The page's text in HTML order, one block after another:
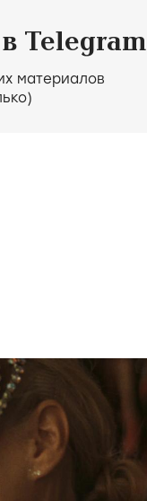
Telegram
материалов